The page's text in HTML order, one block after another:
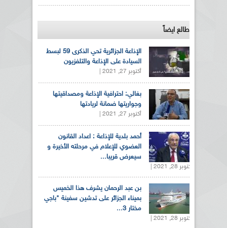
طالع ايضاً
الإذاعة الجزائرية تحي الذكرى 59 لبسط
السيادة على الإذاعة والتلفزيون
أكتوبر 27, 2021 |
بغالي: احترافية الإذاعة ومصداقيتها
وجواريتها ضمانة لريادتها
أكتوبر 27, 2021 |
أحمد بلدية للإذاعة : اعداد القانون
العضوي للإعلام في مرحلته الأخيرة و
سيعرض قريبا...
أكتوبر 28, 2021 |
بن عبد الرحمان يشرف هذا الخميس
بميناء الجزائر على تدشين سفينة "باجي
مختار 3...
أكتوبر 28, 2021 |